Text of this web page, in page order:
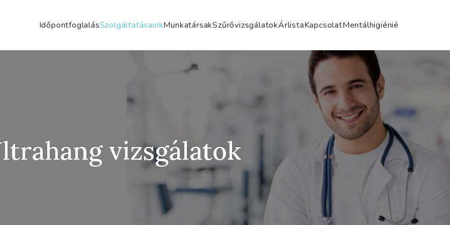
IdőpontfoglalásSzolgáltatásainkMunkatársakSzűrővizsgálatokÁrlistaKapcsolatMentálhigiénié
vizsgálatok